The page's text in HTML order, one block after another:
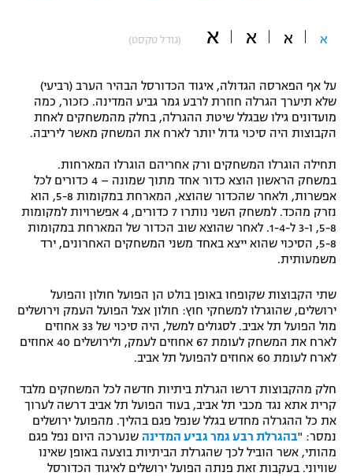
תקנון משתתפים וזוכים בפרסים
תקנון עבור פעילות אלקטרה
תקנון עבור פעילות ספורט 1 – "מרלן"
טניס
גיימינג E-Sports
תנאי שימוש
מדיניות פרטיות
תקנון פעילות ספורט 1
הצטרפות לחבילת הערוצים
לוח דרושים – ג'ובנט
אופניים
כדורמים
בייסבול MLB
ספורט אתגרי ואקסטרים
אומנויות לחימה
גיימינג E-Sports
א א א א (גודל טקסט)
על אף הפארסה הגדולה, איגוד הכדורסל הבהיר הערב (רביעי)
שלא תיערך הגרלה חוזרת לרבע גמר גביע המדינה. כזכור, כמה
מועדונים גילו שבגלל שיטת ההגרלה, בחלק מהמשחקים לאחת
הקבוצות היה סיכוי גדול יותר לארח את המשחק מאשר ליריבה.
תחילה הוגרלו המשחקים ורק אחריהם הוגרלו המארחות.
במשחק הראשון הוצא כדור אחד מתוך שמונה – 4 כדורים לכל
אפשרות, ולאחר שהכדור שהוצא, המארחת במקומות 5-8, הוא
נזרק מהכד. למשחק השני נותרו 7 כדורים, 4 אפשרויות למקומות
5-8, ו-3 ל-1-4. לאחר שהוצא שוב הכדור של המארחת במקומות
5-8, הסיכוי שהוא ייצא באחד משני המשחקים האחרונים, ירד
משמעותית.
שתי הקבוצות שקופחו באופן בולט הן הפועל חולון והפועל
ירושלים, שהוגרלו למשחקי חוץ: חולון אצל הפועל העמק וירושלים
מול הפועל תל אביב. לסגולים למשל, היה סיכוי של 33 אחוזים
לארח את המשחק לעומת 67 אחוזים לעמק, ולירושלים 40 אחוזים
לארח לעומת 60 אחוזים להפועל תל אביב.
חלק מהקבוצות דרשו הגרלת ביתיות חדשה לכל המשחקים מלבד
קרית אתא נגד מכבי תל אביב, בעוד הפועל תל אביב דרשה לערוך
את כל ההגרלה מחדש בגלל שנפל פגם בהליך. מהפועל ירושלים
נמסר: "בהגרלת רבע גמר גביע המדינה שנערכה היום נפל פגם
מהותי, אשר הוביל לכך שהגרלת הביתיות בוצעה באופן שאינו
שוויוני. בעקבות זאת פנתה הפועל ירושלים לאיגוד הכדורסל